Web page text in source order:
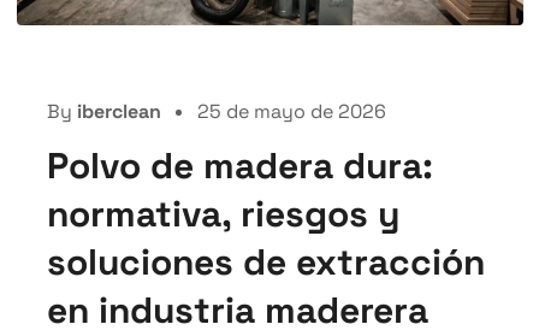
By iberclean 25 de mayo de 2026
Polvo de madera dura:
normativa, riesgos y
soluciones de extracción
en industria maderera